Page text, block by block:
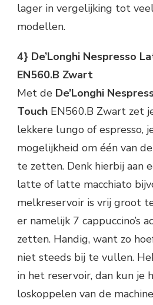
lager in vergelijking tot
modellen.
4} De’Longhi Nespresso
EN560.B Zwart
Met de De’Longhi
Touch EN560.B Zwart zet
lekkere lungo of espresso,
mogelijkheid om één van
te zetten. Denk hierbij aan
latte of latte macchiato
melkreservoir is vrij groot
er namelijk 7 cappuccino’s
zetten. Handig, want zo
niet steeds bij te vullen.
in het reservoir, dan kun je
loskoppelen van de